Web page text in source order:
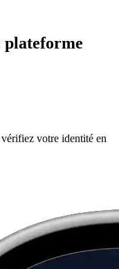
plateforme
votre identité en